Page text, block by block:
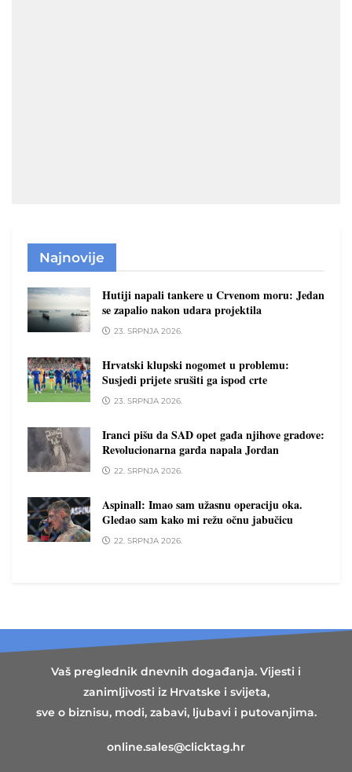
Najnovije
Hutiji napali tankere u Crvenom moru: Jedan
se zapalio nakon udara projektila
23. SRPNJA 2026.
Hrvatski klupski nogomet u problemu:
Susjedi prijete srušiti ga ispod crte
23. SRPNJA 2026.
Iranci pišu da SAD opet gađa njihove gradove:
Revolucionarna garda napala Jordan
22. SRPNJA 2026.
Aspinall: Imao sam užasnu operaciju oka.
Gledao sam kako mi režu očnu jabučicu
22. SRPNJA 2026.
Vaš preglednik dnevnih događanja. Vijesti i
zanimljivosti iz Hrvatske i svijeta,
sve o biznisu, modi, zabavi, ljubavi i putovanjima.
online.sales@clicktag.hr